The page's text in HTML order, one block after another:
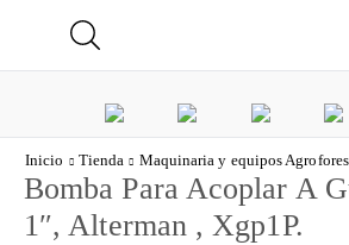
Inicio Tienda Maquinaria y equipos
Bomba Para Acoplar A
1″, Alterman , Xgp1P.